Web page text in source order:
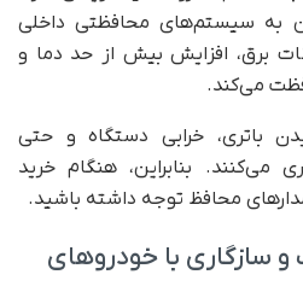
به سیستم‌های محافظتی داخلی
برق، افزایش بیش‌ از حد دما و
می‌کند.
باتری، خرابی دستگاه و حتی
می‌کنند. بنابراین، هنگام خرید
محافظ توجه داشته باشید.
سازگاری با خودروهای